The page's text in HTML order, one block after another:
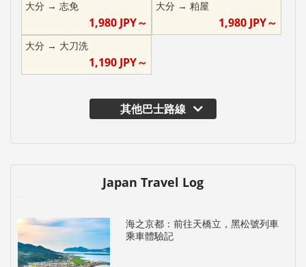
大分 → 志免
1,980JPY～
大分→ 粕屋
1,980 JPY～
大分 → 大刀洗
1,190JPY～
其他巴士路線
Japan Travel Log
海之京都：前往天橋立，黑松號列車
乘車體驗記